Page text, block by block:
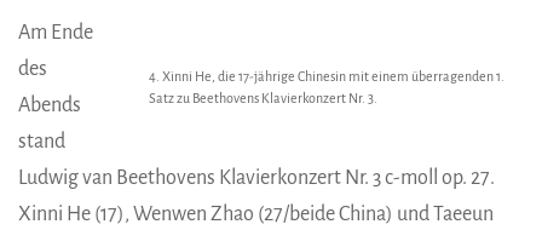
4. Xinni He, die 17-jährige Chinesin mit einem überragenden 1.
Satz zu Beethovens Klavierkonzert Nr. 3.
Am Ende
des
Abends
stand
Ludwig van Beethovens Klavierkonzert Nr. 3 c-moll op. 27.
Xinni He (17), Wenwen Zhao (27/beide China) und Taeeun